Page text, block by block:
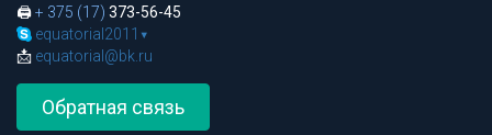
🖨+ 375 (17) 373-56-45
equatorial2011 ▾
📩 equatorial@bk.ru
Обратная связь